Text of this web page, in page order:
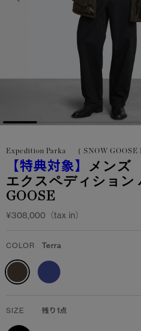
スノーグース
メイドインジャパンT
アウターウェア
アパレル
アクセサリー
フットウェア
コレクション
スノーグース
メイドインジャパンT
アウターウェア
アパレル
アクセサリー
フットウェア
コレクション
Expedition Parka （ SNOW GOOSE
【特典対象】 メンズ
エクスペディション
GOOSE
¥308,000（tax in）
COLOR Terra
SIZE 残り1点